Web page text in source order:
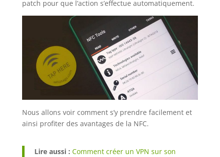
patch pour que l’action s’effectue automatiquement.
Nous allons voir comment s’y prendre facilement et
ainsi profiter des avantages de la NFC.
Lire aussi : Comment créer un VPN sur son